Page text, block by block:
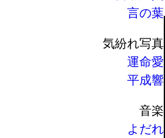
言の葉
気紛れ写真
運命愛
平成響
音楽
よだれ